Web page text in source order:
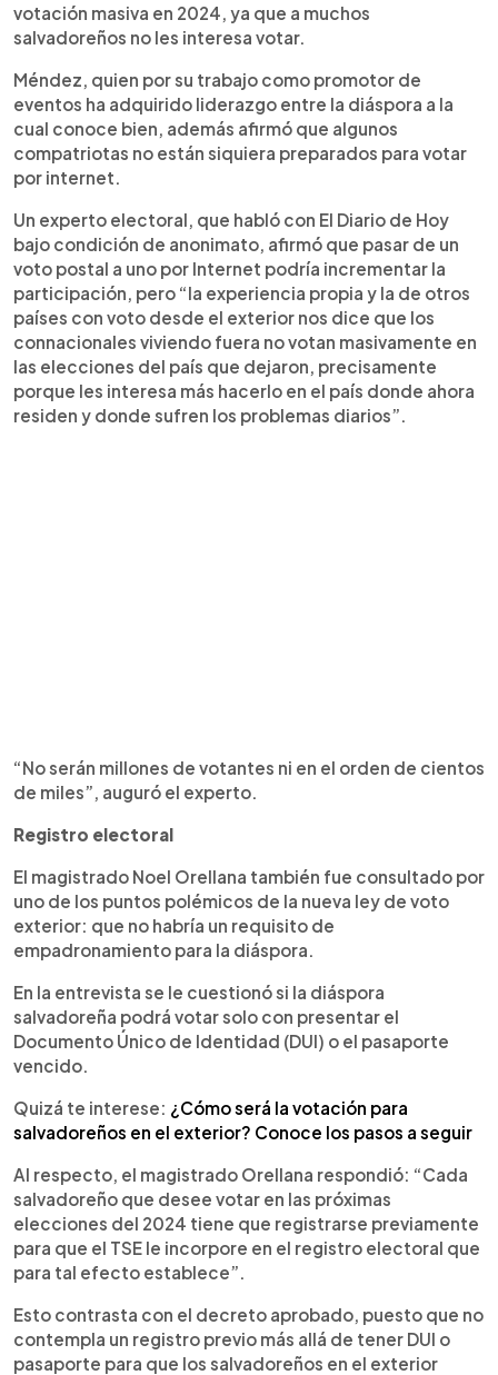
votación masiva en 2024, ya que a muchos
salvadoreños no les interesa votar.
Méndez, quien por su trabajo como promotor de
eventos ha adquirido liderazgo entre la diáspora a la
cual conoce bien, además afirmó que algunos
compatriotas no están siquiera preparados para votar
por internet.
Un experto electoral, que habló con El Diario de Hoy
bajo condición de anonimato, afirmó que pasar de un
voto postal a uno por Internet podría incrementar la
participación, pero “la experiencia propia y la de otros
países con voto desde el exterior nos dice que los
connacionales viviendo fuera no votan masivamente en
las elecciones del país que dejaron, precisamente
porque les interesa más hacerlo en el país donde ahora
residen y donde sufren los problemas diarios”.
“No serán millones de votantes ni en el orden de cientos
de miles”, auguró el experto.
Registro electoral
El magistrado Noel Orellana también fue consultado por
uno de los puntos polémicos de la nueva ley de voto
exterior: que no habría un requisito de
empadronamiento para la diáspora.
En la entrevista se le cuestionó si la diáspora
salvadoreña podrá votar solo con presentar el
Documento Único de Identidad (DUI) o el pasaporte
vencido.
Quizá te interese: ¿Cómo será la votación para
salvadoreños en el exterior? Conoce los pasos a seguir
Al respecto, el magistrado Orellana respondió: “Cada
salvadoreño que desee votar en las próximas
elecciones del 2024 tiene que registrarse previamente
para que el TSE le incorpore en el registro electoral que
para tal efecto establece”.
Esto contrasta con el decreto aprobado, puesto que no
contempla un registro previo más allá de tener DUI o
pasaporte para que los salvadoreños en el exterior